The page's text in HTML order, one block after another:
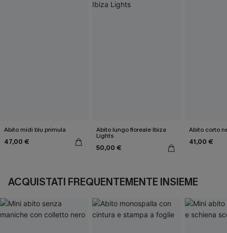
Abito midi blu primula
47,00 €
Abito lungo floreale Ibiza
Lights
50,00 €
Abito corto
41,00 €
ACQUISTATI FREQUENTEMENTE INSIEME